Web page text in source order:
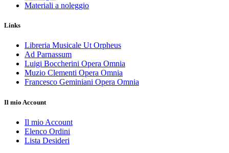
Materiali a noleggio
Links
Libreria Musicale Ut Orpheus
Ad Parnassum
Luigi Boccherini Opera Omnia
Muzio Clementi Opera Omnia
Francesco Geminiani Opera Omnia
Il mio Account
Il mio Account
Elenco Ordini
Lista Desideri